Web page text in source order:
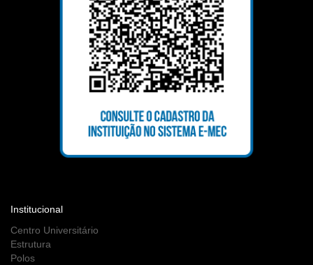
Institucional
Centro Universitário
Estrutura
Polos